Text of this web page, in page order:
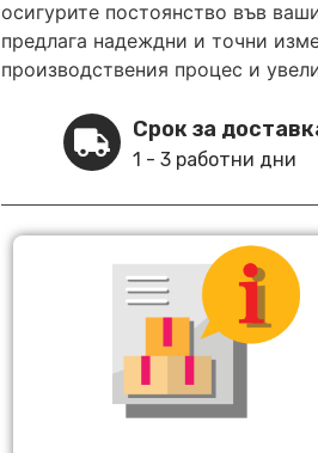
осигурите постоянство във
предлага надеждни и точни
производствения процес и
Срок за
1 - 3 работни дни